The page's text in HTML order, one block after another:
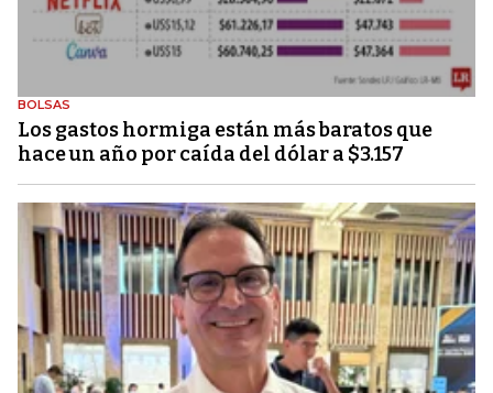
BOLSAS
Los gastos hormiga están más baratos que
hace un año por caída del dólar a $3.157